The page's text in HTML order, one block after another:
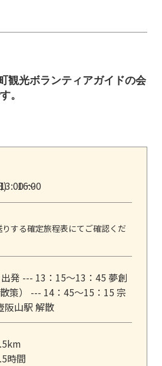
観光ボランティアガイドの会
。
)
13:00 ～
16:00
する確定旅程表にてご確認くだ
発 --- 13：15～13：45 夢創
策） --- 14：45～15：15 宗
阪山駅 解散
時間